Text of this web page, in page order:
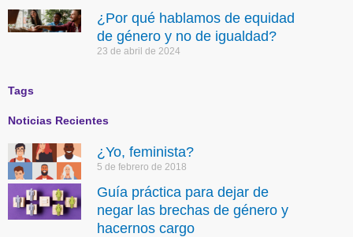
¿Por qué hablamos de equidad
de género y no de igualdad?
23 de abril de 2024
Tags
Noticias Recientes
¿Yo, feminista?
5 de febrero de 2018
Guía práctica para dejar de
negar las brechas de género y
hacernos cargo